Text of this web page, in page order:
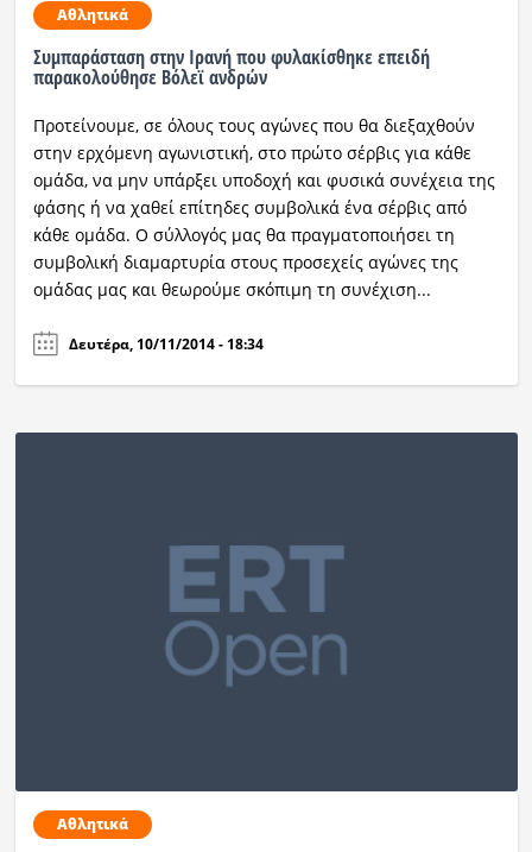
Αθλητικά
Συμπαράσταση στην Ιρανή που φυλακίσθηκε επειδή
παρακολούθησε Βόλεϊ ανδρών
Προτείνουμε, σε όλους τους αγώνες που θα διεξαχθούν
στην ερχόμενη αγωνιστική, στο πρώτο σέρβις για κάθε
ομάδα, να μην υπάρξει υποδοχή και φυσικά συνέχεια της
φάσης ή να χαθεί επίτηδες συμβολικά ένα σέρβις από
κάθε ομάδα. Ο σύλλογός μας θα πραγματοποιήσει τη
συμβολική διαμαρτυρία στους προσεχείς αγώνες της
ομάδας μας και θεωρούμε σκόπιμη τη συνέχιση...
Δευτέρα, 10/11/2014 - 18:34
Αθλητικά